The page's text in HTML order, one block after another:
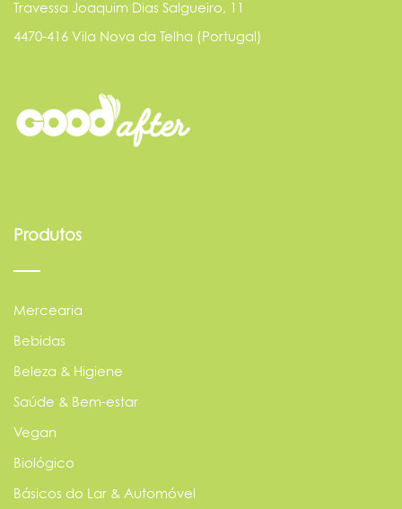
Travessa Joaquim Dias Salgueiro, 11
4470-416 Vila Nova da Telha (Portugal)
Produtos
Mercearia
Bebidas
Beleza & Higiene
Saúde & Bem-estar
Vegan
Biológico
Básicos do Lar & Automóvel